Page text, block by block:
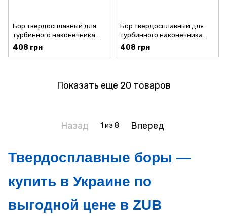
Бор твердосплавный для
турбинного наконечника
FG170 Mill 5 шт.
408 грн
Бор твердосплавный для
турбинного наконечника
FG1559 Mill 5 шт.
408 грн
Показать еще 20 товаров
Назад 1 из 8 Вперед
Твердосплавные боры —
купить в Украине по
выгодной цене в ZUB